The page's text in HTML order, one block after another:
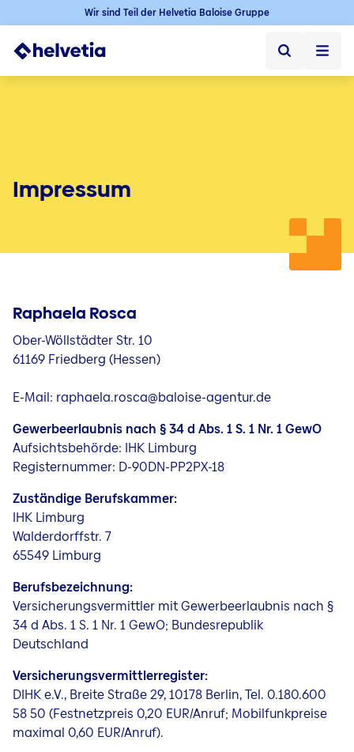
Wir sind Teil der Helvetia Baloise Gruppe
Über uns
Jobs
Impressum
Raphaela Rosca
Ober-Wöllstädter Str. 10
61169 Friedberg (Hessen)
E-Mail: raphaela.rosca@baloise-agentur.de
Gewerbeerlaubnis nach § 34 d Abs. 1 S. 1 Nr. 1 GewO
Aufsichtsbehörde: IHK Limburg
Registernummer: D-90DN-PP2PX-18
Zuständige Berufskammer:
IHK Limburg
Walderdorffstr. 7
65549 Limburg
Berufsbezeichnung:
Versicherungsvermittler mit Gewerbeerlaubnis nach §
34 d Abs. 1 S. 1 Nr. 1 GewO; Bundesrepublik
Deutschland
Versicherungsvermittlerregister:
DIHK e.V., Breite Straße 29, 10178 Berlin, Tel. 0.180.600
58 50 (Festnetzpreis 0,20 EUR/Anruf; Mobilfunkpreise
maximal 0,60 EUR/Anruf).